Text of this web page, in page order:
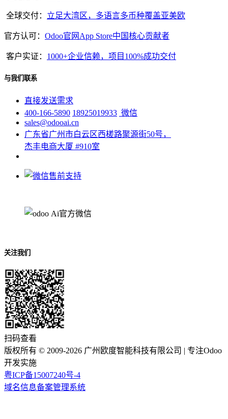
全球交付： 立足大湾区，多语言多币种覆盖亚美欧
官方认可： Odoo官网App Store中国核心贡献者
客户实证： 1000+企业信赖，项目100%成功交付
与我们联系
直接发送需求
400-166-5890 18925019933 微信
sales@odooai.cn
广东省广州市白云区西槎路聚源街50号，
杰丰电商大厦 #910室
关注我们
扫码查看
版权所有 © 2009-2026 广州欧度智能科技有限公司 | 专注Odoo
开发实施
粤ICP备15007240号-4
域名信息备案管理系统